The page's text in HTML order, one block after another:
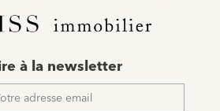
à la newsletter